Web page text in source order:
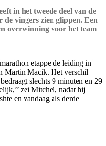
in het tweede deel van de
de vingers zien glippen. Een
overwinning voor het team
etappe de leiding in
Martin Macik. Het verschil
slechts 9 minuten en 29
zei Mitchel, nadat hij
en vandaag als derde